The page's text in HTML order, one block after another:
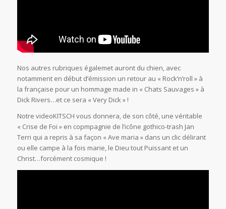
Nos autres rubriques égalemet auront du chien, avec
notamment en début d’émission un retour au « Rock’n’roll » à
la française pour un hommage made in « Chats Sauvages » à
Dick Rivers…et ce sera « Very Dick » !
Notre videoKITSCH vous donnera, de son côté, une véritable
« Crise de Foi » en copmpagnie de l’icône gothico-trash Jan
Terri qui a repris à sa façon « Ave maria » dans un clic délirant
ou elle campe à la fois marie, le Dieu tout Puissant et un
Christ…forcément cosmique !